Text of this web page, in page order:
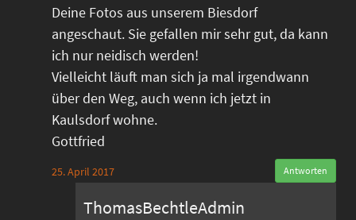
Deine Fotos aus unserem Biesdorf
angeschaut. Sie gefallen mir sehr gut, da kann
ich nur neidisch werden!
Vielleicht läuft man sich ja mal irgendwann
über den Weg, auch wenn ich jetzt in
Kaulsdorf wohne.
Gottfried
25. April 2017 Antworten
ThomasBechtleAdmin